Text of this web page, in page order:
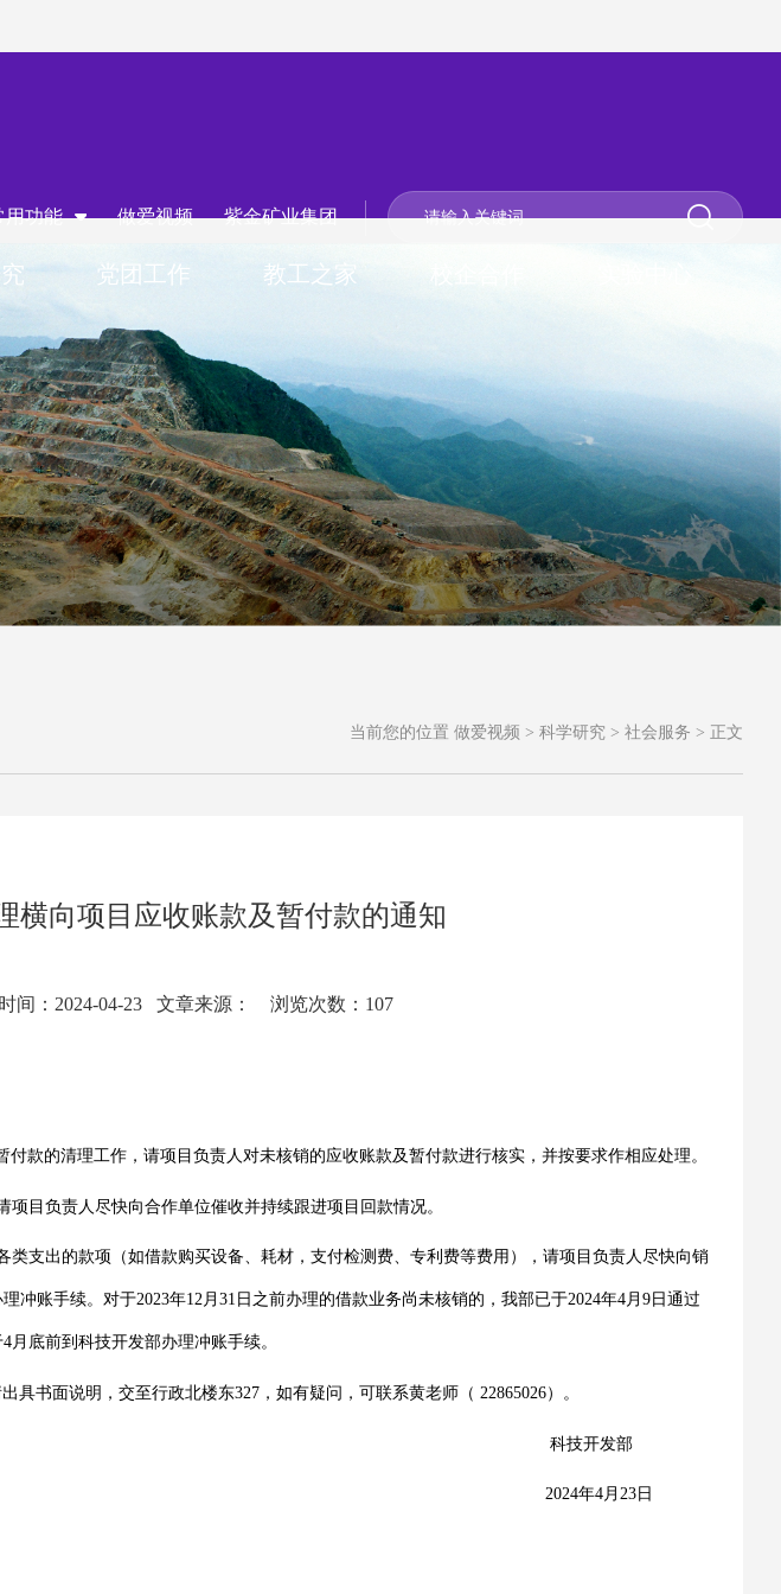
紫金矿业集团
做爱视频
用功能
党团工作 教工之家
当前您的位置 做爱视频 > 科学研究 > 社会服务 > 正文
横向项目应收账款及暂付款的通知
间：2024-04-23 文章来源： 浏览次数： 107
款的清理工作，请项目负责人对未核销的应收账款及暂付款进行核实，并按要求作相应处理。
目负责人尽快向合作单位催收并持续跟进项目回款情况。
类支出的款项（如借款购买设备、耗材，支付检测费、专利费等费用），请项目负责人尽快向销
冲账手续。对于2023年12月 31 日之前办理的借款业务尚未核销的，我部已于2024年4月 9 日通过
4月底前到科技开发部办理冲账手续。
具书面说明，交至行政北楼东327，如有疑问，可联系黄老师（ 22865026）。
科技开发部
2024年4月23 日